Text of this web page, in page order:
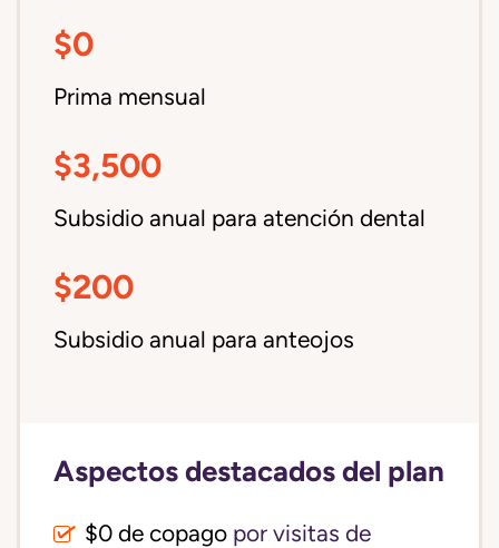
$0
Prima mensual
$3,500
Subsidio anual para atención dental
$200
Subsidio anual para anteojos
Aspectos destacados del plan
$0 de copago por visitas de